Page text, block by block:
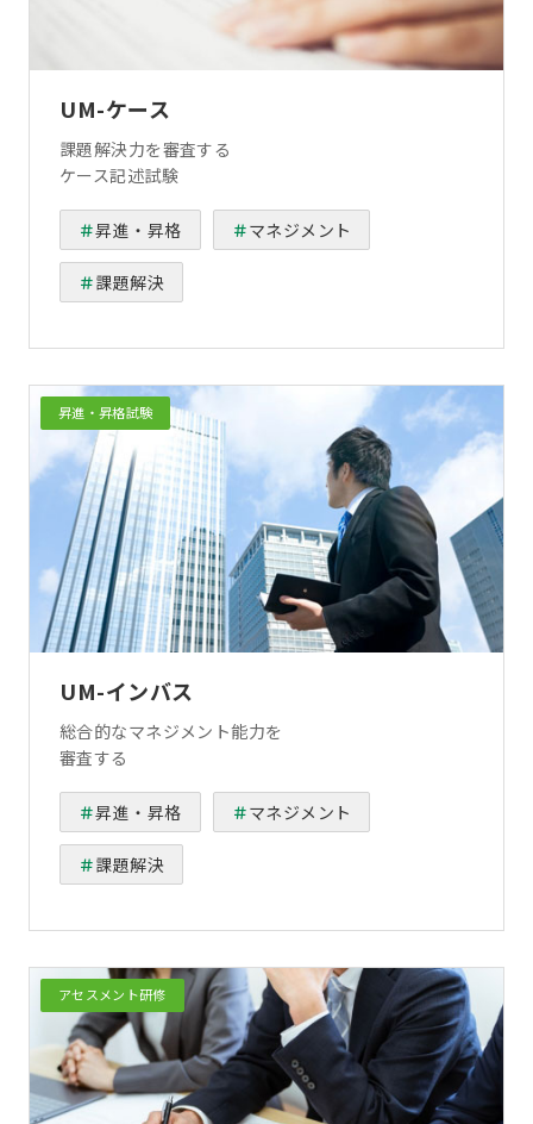
UM-ケース
課題解決力を審査する
ケース記述試験
昇進・昇格 マネジメント
課題解決
昇進・昇格試験
UM-インバス
総合的なマネジメント能力を
審査する
昇進・昇格 マネジメント
課題解決
アセスメント研修